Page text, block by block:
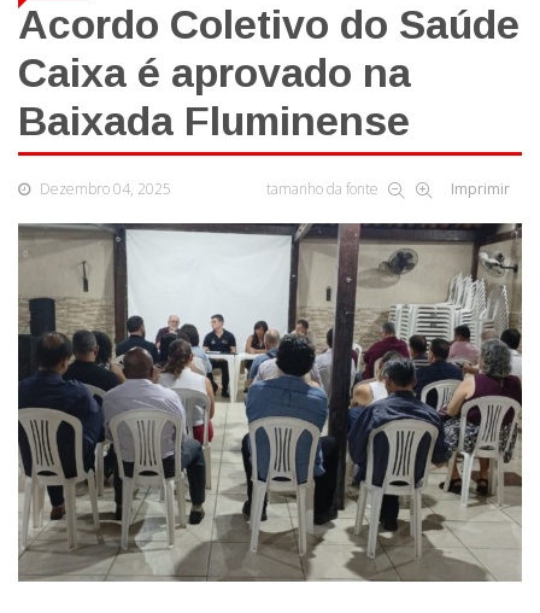
Acordo Coletivo do Saúde
Caixa é aprovado na
Baixada Fluminense
Dezembro 04, 2025 tamanho da fonte Imprimir